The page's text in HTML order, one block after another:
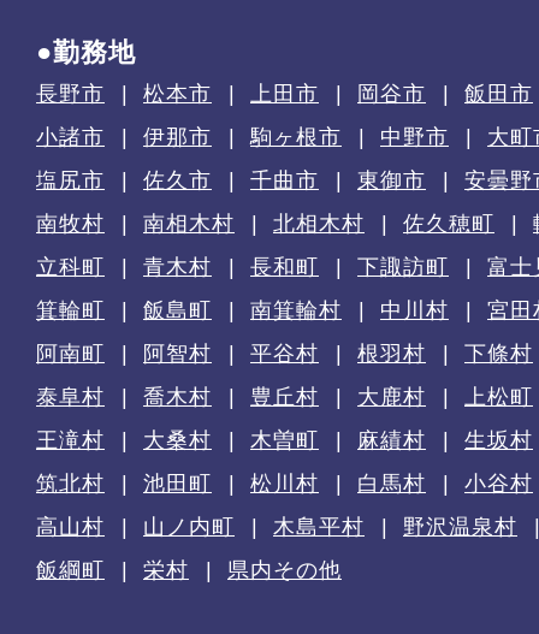
●勤務地
長野市 松本市 上田市 岡谷市
飯田市
小諸市
伊那市 駒ヶ根市 中野市
大町
塩尻市
佐久市 千曲市 東御市
安曇野
南牧村
南相木村 北相木村 佐久穂町
立科町
青木村 長和町 下諏訪町
富士
箕輪町
飯島町 南箕輪村 中川村
宮田
阿南町
阿智村 平谷村 根羽村
下條村
泰阜村
喬木村 豊丘村 大鹿村
上松町
王滝村
大桑村 木曽町 麻績村
生坂村
筑北村
池田町 松川村 白馬村
小谷村
高山村
山ノ内町 木島平村
野沢温泉村
飯綱町
栄村 県内その他